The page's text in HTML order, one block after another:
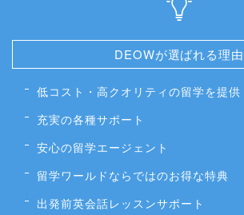
DEOWが選ばれる理由
低コスト・高クオリティの留学を提供
充実の各種サポート
安心の留学エージェント
留学ワールドならではのお得な特典
出発前英会話レッスンサポート